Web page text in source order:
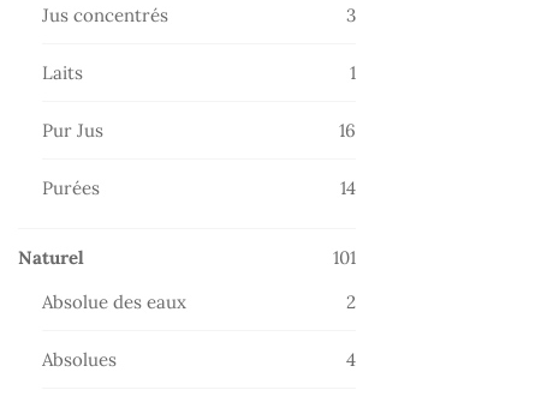
Jus concentrés
33
Laits
1
Pur Jus
16
Purées
1414
Naturel
101
Absolue des eaux 2
Absolues
44